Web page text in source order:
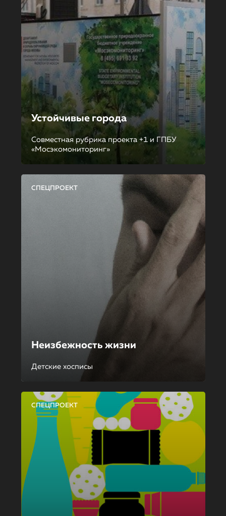
Устойчивые города
Совместная рубрика проекта +1 и ГПБУ
«Мосэкомониторинг»
СПЕЦПРОЕКТ
Неизбежность жизни
Детские хосписы
СПЕЦПРОЕКТ